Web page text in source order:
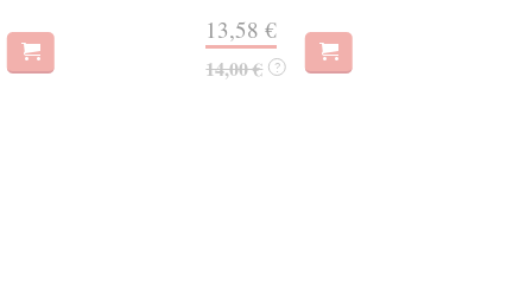
13,58 €
14,00 € ?